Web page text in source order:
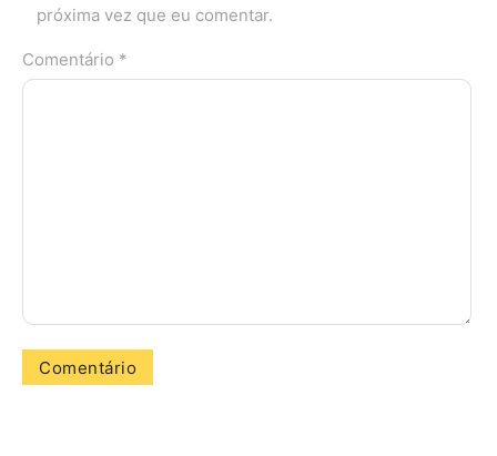
próxima vez que eu comentar.
Comentário *